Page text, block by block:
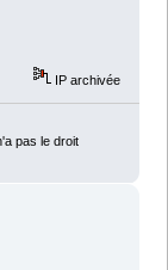
IP archivée
pas le droit